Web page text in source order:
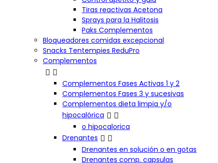
Tiras reactivas Acetona
Sprays para la Halitosis
Paks Complementos
Bloqueadores comidas excepcional
Snacks Tentempies ReduPro
Complementos
 
Complementos Fases Activas 1 y 2
Complementos Fases 3 y sucesivas
Complementos dieta limpia y/o
hipocalórica  
o hipocalorica
Drenantes  
Drenantes en solución o en gotas
Drenantes comp. capsulas